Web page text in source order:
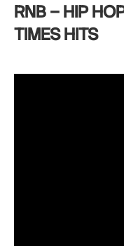
RNB – HIP
TIMES HITS